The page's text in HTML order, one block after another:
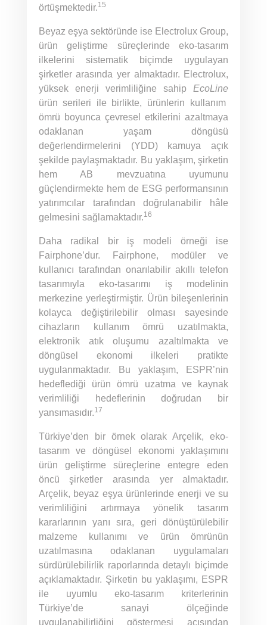
örtüşmektedir.15
Beyaz eşya sektöründe ise Electrolux Group,
ürün geliştirme süreçlerinde eko-tasarım
ilkelerini sistematik biçimde uygulayan
şirketler arasında yer almaktadır. Electrolux,
yüksek enerji verimliliğine sahipEcoLine
ürün serileri ile birlikte, ürünlerin kullanım
ömrü boyunca çevresel etkilerini azaltmaya
odaklanan yaşam döngüsü
değerlendirmelerini (YDD) kamuya açık
şekilde paylaşmaktadır. Bu yaklaşım, şirketin
hem AB mevzuatına uyumunu
güçlendirmekte hem de ESG performansının
yatırımcılar tarafından doğrulanabilir hâle
gelmesini sağlamaktadır.16
Daha radikal bir iş modeli örneği ise
Fairphone’dur. Fairphone, modüler ve
kullanıcı tarafından onarılabilir akıllı telefon
tasarımıyla eko-tasarımı iş modelinin
merkezine yerleştirmiştir. Ürün bileşenlerinin
kolayca değiştirilebilir olması sayesinde
cihazların kullanım ömrü uzatılmakta,
elektronik atık oluşumu azaltılmakta ve
döngüsel ekonomi ilkeleri pratikte
uygulanmaktadır. Bu yaklaşım, ESPR’nin
hedeflediği ürün ömrü uzatma ve kaynak
verimliliği hedeflerinin doğrudan bir
yansımasıdır.17
Türkiye’den bir örnek olarak Arçelik, eko-
tasarım ve döngüsel ekonomi yaklaşımını
ürün geliştirme süreçlerine entegre eden
öncü şirketler arasında yer almaktadır.
Arçelik, beyaz eşya ürünlerinde enerji ve su
verimliliğini artırmaya yönelik tasarım
kararlarının yanı sıra, geri dönüştürülebilir
malzeme kullanımı ve ürün ömrünün
uzatılmasına odaklanan uygulamaları
sürdürülebilirlik raporlarında detaylı biçimde
açıklamaktadır. Şirketin bu yaklaşımı, ESPR
ile uyumlu eko-tasarım kriterlerinin
Türkiye’de sanayi ölçeğinde
uygulanabilirliğini göstermesi açısından